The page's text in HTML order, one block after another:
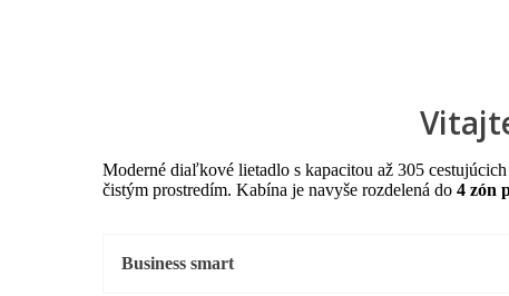
Moderné diaľkové lietadlo s kapacitou až 305
čistým prostredím. Kabína je navyše rozdelená do 4 zón
Business smart